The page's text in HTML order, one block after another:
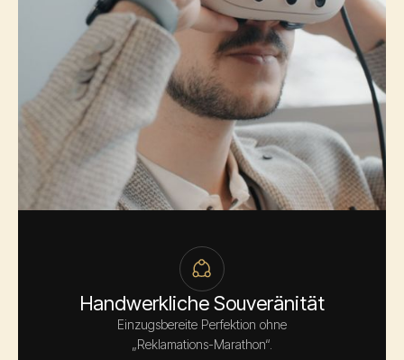
Handwerkliche Souveränität
Einzugsbereite Perfektion ohne
„Reklamations-Marathon“.